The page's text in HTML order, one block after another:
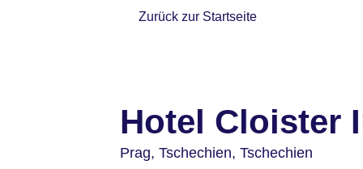
Zurück zur Startseite
Hotel Cloister
Prag, Tschechien, Tschechien